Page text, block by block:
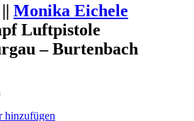
|| Monika Eichele
Luftpistole
– Burtenbach
hinzufügen